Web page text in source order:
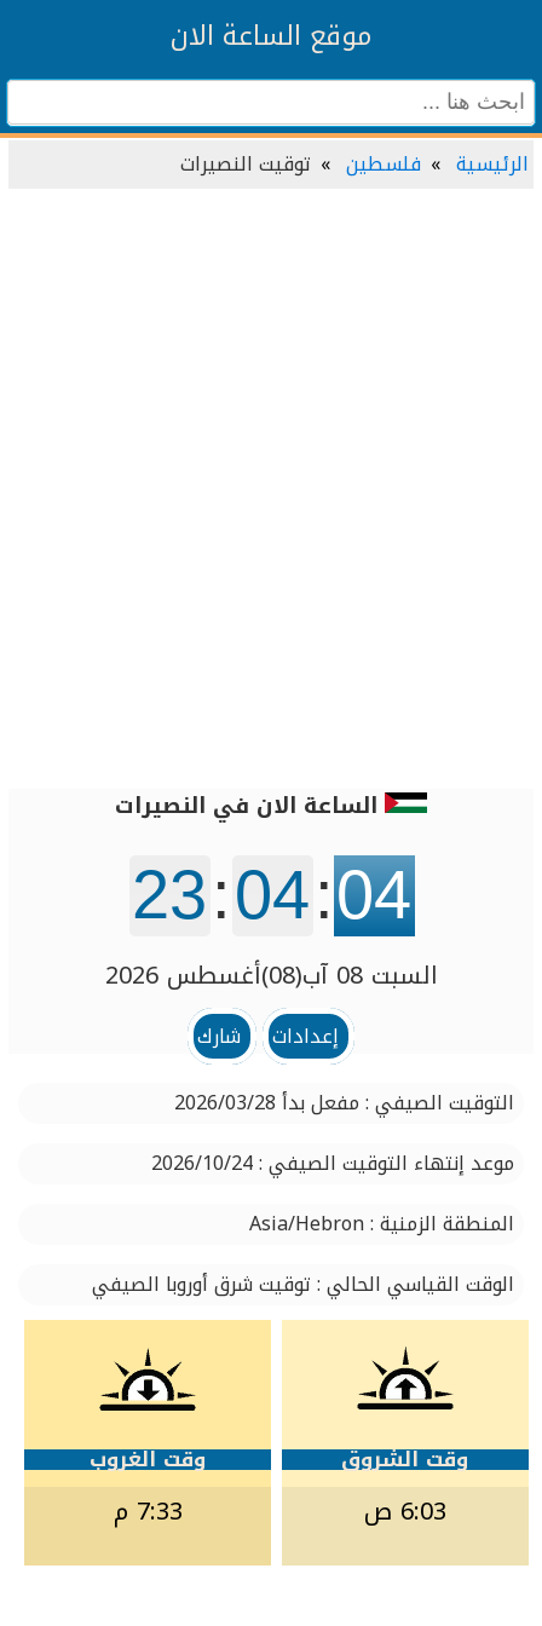
موقع الساعة الان
الرئيسية فلسطين توقيت النصيرات
الساعة الان في النصيرات
23:04:04
السبت 08 آب(08)أغسطس 2026
إعدادات
شارك
التوقيت الصيفي : مفعل بدأ 2026/03/28
موعد إنتهاء التوقيت الصيفي : 2026/10/24
المنطقة الزمنية : Asia/Hebron
الوقت القياسي الحالي : توقيت شرق أوروبا الصيفي
وقت الشروق
6:03 ص
وقت الغروب
7:33 م